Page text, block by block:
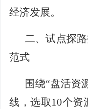
经济发展。
二、试点探
范式
围绕“盘活资
线，选取10个资